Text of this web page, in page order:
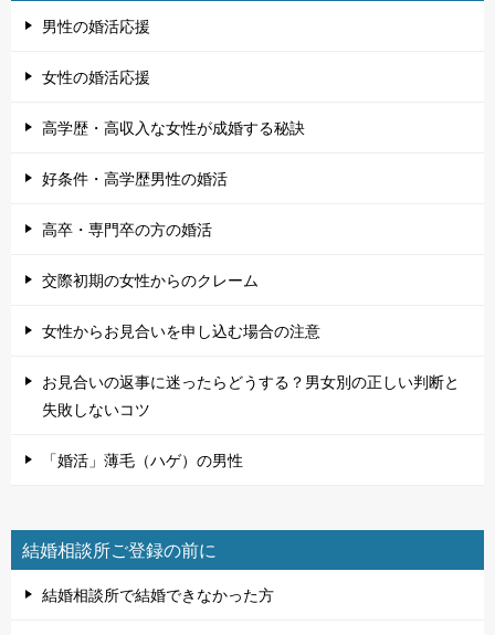
男性の婚活応援
女性の婚活応援
高学歴・高収入な女性が成婚する秘訣
好条件・高学歴男性の婚活
高卒・専門卒の方の婚活
交際初期の女性からのクレーム
女性からお見合いを申し込む場合の注意
お見合いの返事に迷ったらどうする？男女別の正しい判断と
失敗しないコツ
「婚活」薄毛（ハゲ）の男性
結婚相談所ご登録の前に
結婚相談所で結婚できなかった方